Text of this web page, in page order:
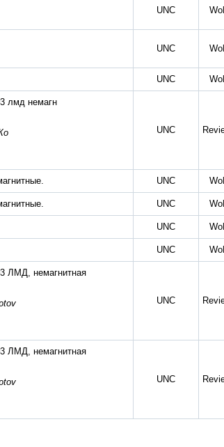
UNC
UNC
UNC
лмд немагн
UNC
UNC
UNC
UNC
UNC
ЛМД, немагнитная
UNC
ЛМД, немагнитная
UNC